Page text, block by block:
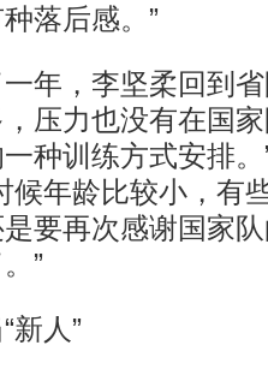
落后感。”
，李坚柔回到省
压力也没有在国
种训练方式安排
候年龄比较小，有
要再次感谢国家
”
人”